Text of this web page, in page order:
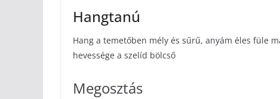
Hangtanú
Hang a temetőben mély és sűrű, anyám éles füle
hevessége a szelíd bölcső
Megosztás